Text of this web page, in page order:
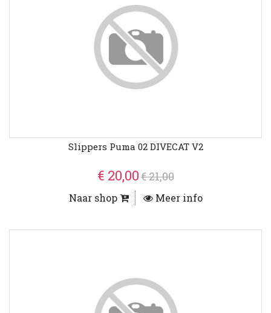
Slippers Puma 02 DIVECAT V2
€ 20,00€ 21,00
Naar shop Meer info